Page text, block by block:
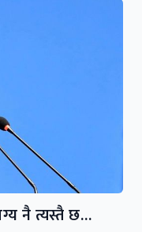
नै त्यस्तै छ…